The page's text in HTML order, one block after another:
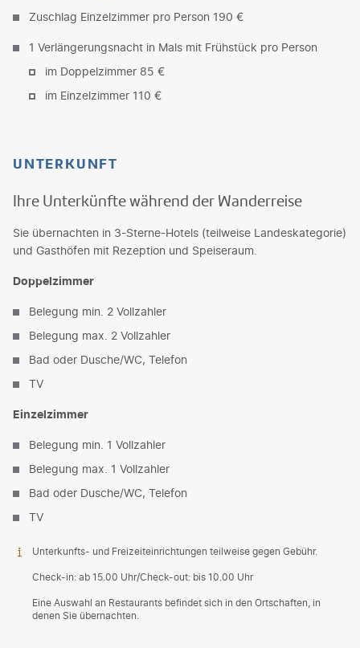
Zuschlag Einzelzimmer pro Person 190 €
1 Verlängerungsnacht in Mals mit Frühstück pro Person
im Doppelzimmer 85 €
im Einzelzimmer 110 €
UNTERKUNFT
Ihre Unterkünfte während der Wanderreise
Sie übernachten in 3-Sterne-Hotels (teilweise Landeskategorie)
und Gasthöfen mit Rezeption und Speiseraum.
Doppelzimmer
Belegung min. 2 Vollzahler
Belegung max. 2 Vollzahler
Bad oder Dusche/WC, Telefon
TV
Einzelzimmer
Belegung min. 1 Vollzahler
Belegung max. 1 Vollzahler
Bad oder Dusche/WC, Telefon
TV
Unterkunfts- und Freizeiteinrichtungen teilweise gegen Gebühr.
Check-in: ab 15.00 Uhr/Check-out: bis 10.00 Uhr
Eine Auswahl an Restaurants befindet sich in den Ortschaften, in
denen Sie übernachten.